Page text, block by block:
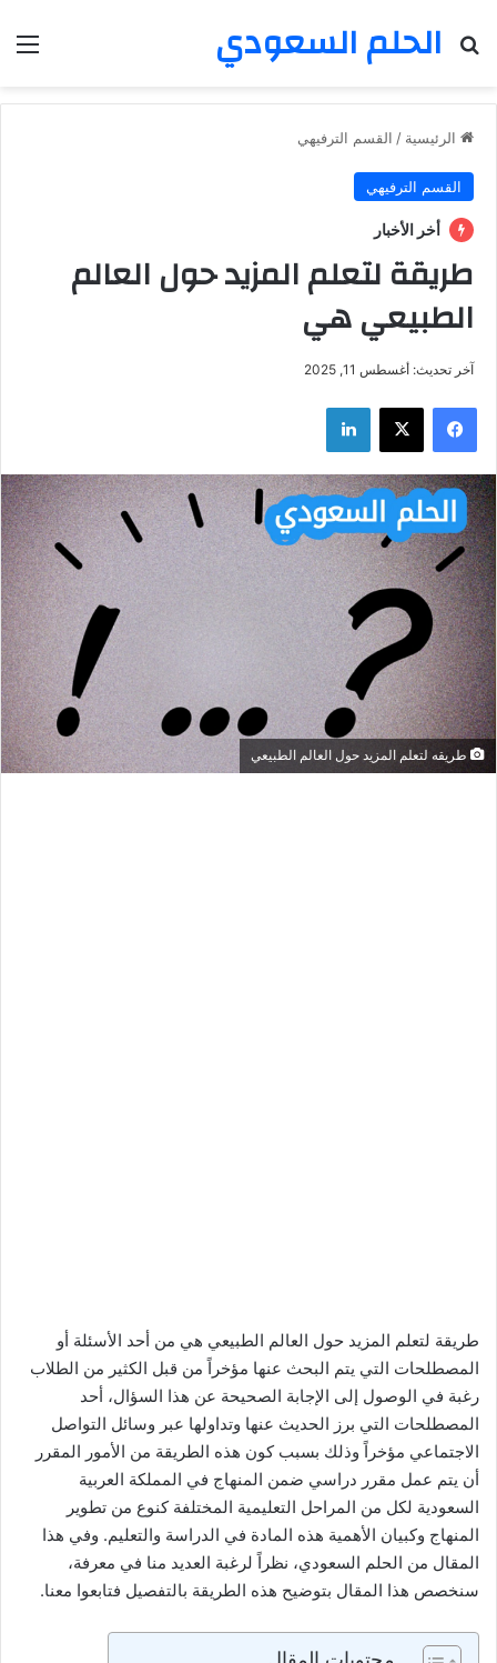
الحلم السعودي
بحث عن
الرئيسية / القسم الترفيهي
القسم الترفيهي
أخر الأخبار
طريقة لتعلم المزيد حول العالم
الطبيعي هي
آخر تحديث: أغسطس 11, 2025
فيسبوك ‫X لينكدإن
طريقه لتعلم المزيد حول العالم الطبيعي
طريقة لتعلم المزيد حول العالم الطبيعي هي من أحد الأسئلة أو
المصطلحات التي يتم البحث عنها مؤخراً من قبل الكثير من الطلاب
رغبة في الوصول إلى الإجابة الصحيحة عن هذا السؤال، أحد
المصطلحات التي برز الحديث عنها وتداولها عبر وسائل التواصل
الاجتماعي مؤخراً وذلك بسبب كون هذه الطريقة من الأمور المقرر
أن يتم عمل مقرر دراسي ضمن المنهاج في المملكة العربية
السعودية لكل من المراحل التعليمية المختلفة كنوع من تطوير
المنهاج وكبيان الأهمية هذه المادة في الدراسة والتعليم. وفي هذا
المقال من الحلم السعودي، نظراً لرغبة العديد منا في معرفة،
سنخصص هذا المقال بتوضيح هذه الطريقة بالتفصيل فتابعوا معنا.